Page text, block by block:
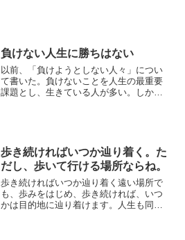
負けない人生に勝ちはない
以前、「負けようとしない人々」につい
て書いた。負けないことを人生の最重要
課題とし、生きている人が多い。しか
歩き続ければいつか辿り着く。た
だし、歩いて行ける場所ならね。
歩き続ければいつか辿り着く遠い場所で
も、歩みをはじめ、歩き続ければ、いつ
かは目的地に辿り着けます。人生も同じ